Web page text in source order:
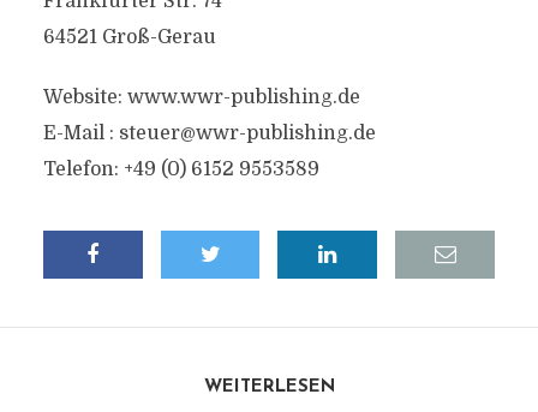
64521 Groß-Gerau
Website: www.wwr-publishing.de
E-Mail : steuer@wwr-publishing.de
Telefon: +49 (0) 6152 9553589
WEITERLESEN